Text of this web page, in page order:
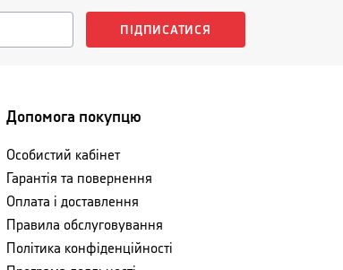
ПІДПИСАТИСЯ
Допомога покупцю
Особистий кабінет
Гарантія та повернення
Оплата і доставлення
Правила обслуговування
Політика конфіденційності